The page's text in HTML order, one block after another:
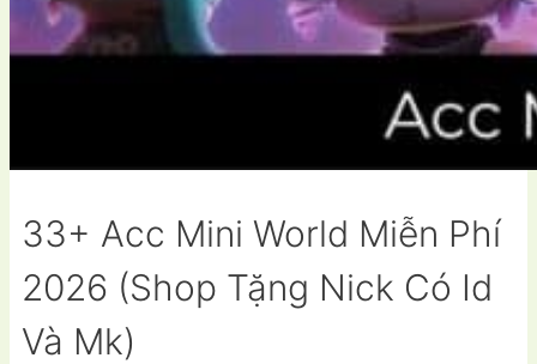
33+ Acc Mini World Miễn Phí
2026 (Shop Tặng Nick Có Id
Và Mk)